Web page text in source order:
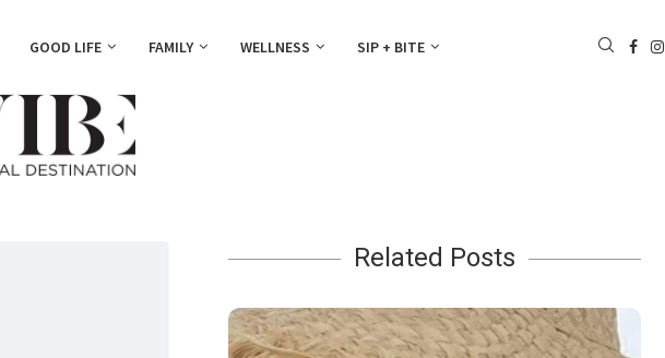
GOOD LIFE FAMILY WELLNESS SIP + BITE
Related Posts